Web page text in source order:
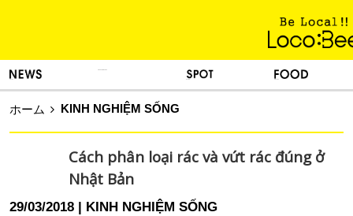
ホーム KINH NGHIỆM SỐNG
Cách phân loại rác và vứt rác đúng ở
Nhật Bản
29/03/2018 KINH NGHIỆM SỐNG